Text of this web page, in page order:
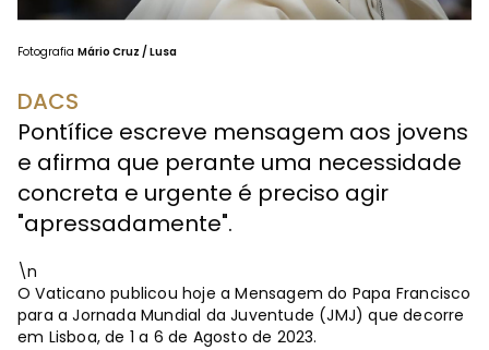
Fotografia Mário Cruz / Lusa
DACS
Pontífice escreve mensagem aos jovens
e afirma que perante uma necessidade
concreta e urgente é preciso agir
"apressadamente".
\n
O Vaticano publicou hoje a Mensagem do Papa Francisco
para a Jornada Mundial da Juventude (JMJ) que decorre
em Lisboa, de 1 a 6 de Agosto de 2023.